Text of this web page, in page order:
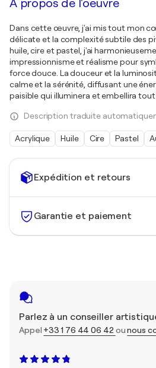
Expédition et retours
Garantie et paiement
Parlez à un conseiller
Appel +33 1 76 44 06 42ounous
À propos de l'oeuvre
Dans cette œuvre, j'ai mis tout mon
délicate et la complexité subtile des
huile, cire et pastel, j'ai
impressionnisme et réalisme pour
force douce. La douceur et la
calme et la sérénité, diffusant une
paisible qui illuminera et embellira
Description traduite
Acrylique Huile Cire Pastel